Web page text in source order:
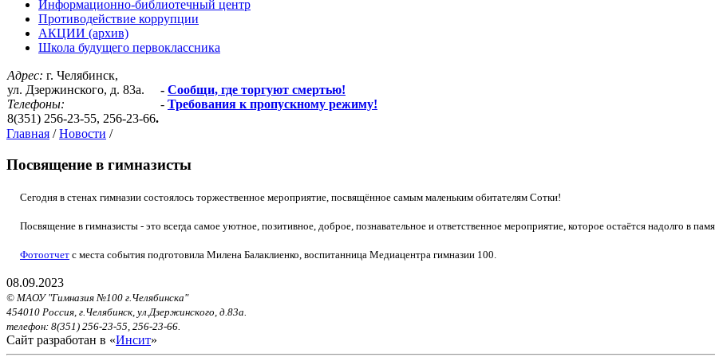
Информационно-библиотечный центр
Противодействие коррупции
АКЦИИ (архив)
Школа будущего первоклассника
Адрес: г. Челябинск,
ул. Дзержинского, д. 83а.
Телефоны:
8(351) 256-23-55, 256-23-66.
- Сообщи, где торгуют смертью!
- Требования к пропускному режиму!
Главная /Новости /
Посвящение в гимназисты
Сегодня в стенах гимназии состоялось торжественное мероприятие, посвящённое самым маленьким обитателям Сотки!
Посвящение в гимназисты - это всегда самое уютное, позитивное, доброе, познавательное и ответственное мероприятие, которое остаётся надолго в
Фотоотчет с места события подготовила Милена Балаклиенко, воспитанница Медиацентра гимназии 100.
08.09.2023
© МАОУ "Гимназия №100 г.Челябинска"
454010 Россия, г.Челябинск, ул.Дзержинского, д.83а.
телефон: 8(351) 256-23-55, 256-23-66.
Сайт разработан в «Инсит»